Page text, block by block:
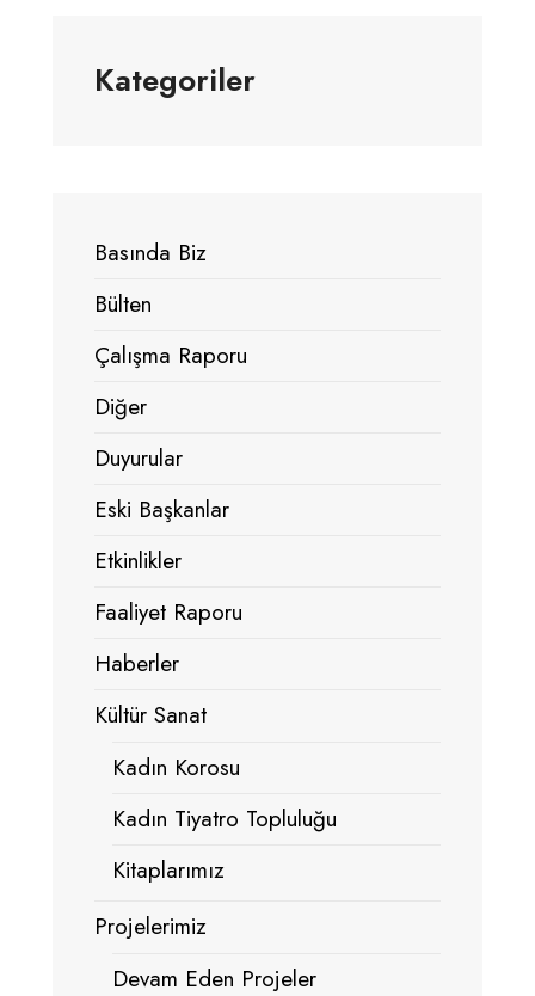
Kategoriler
Basında Biz
Bülten
Çalışma Raporu
Diğer
Duyurular
Eski Başkanlar
Etkinlikler
Faaliyet Raporu
Haberler
Kültür Sanat
Kadın Korosu
Kadın Tiyatro Topluluğu
Kitaplarımız
Projelerimiz
Devam Eden Projeler